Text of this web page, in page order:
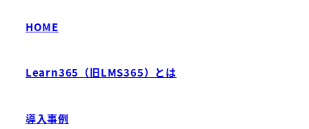
HOME
Learn365（旧LMS365）とは
導入事例